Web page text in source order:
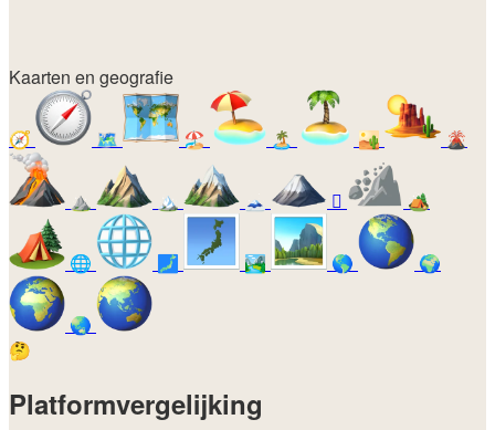
Kaarten en geografie
🧭 🗺️ 🏖️ 🏝️ 🏜️ 🌋
⛰️ 🏔️ 🗻 🛘 🏕️
🌐 🗾 🏞️ 🌎 🌍
🌏
🤔
Platformvergelijking